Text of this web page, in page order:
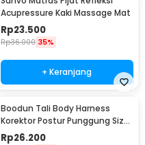
Acupressure Kaki Massage Mat
Rp23.500
Rp36.000 35%
+ Keranjang
Boodun Tali Body Harness
Korektor Postur Punggung Size
M - BBJ-15
Rp26.200